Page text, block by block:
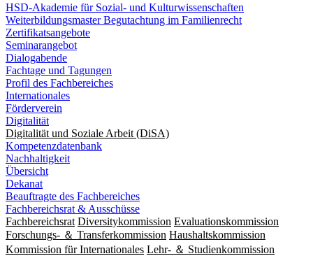
HSD-Akademie für Sozial- und Kulturwissenschaften
Weiterbildungsmaster Begutachtung im Familienrecht
Zertifikatsangebote
Seminarangebot
Dialogabende
Fachtage und Tagungen
Profil des Fachbereiches
Internationales
Förderverein
Digitalität
Digitalität und Soziale Arbeit (DiSA)
Kompetenzdatenbank
Nachhaltigkeit
Übersicht
Dekanat
Beauftragte des Fachbereiches
Fachbereichsrat & Ausschüsse
Fachbereichsrat Diversitykommission Evaluationskommission
Forschungs- ＆ Transferkommission Haushaltskommission
Kommission für Internationales Lehr- ＆ Studienkommission